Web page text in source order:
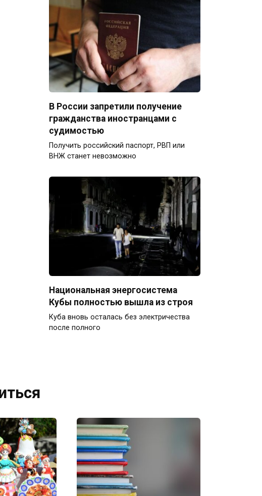
В России запретили получение
гражданства иностранцами с
судимостью
Получить российский паспорт, РВП или
ВНЖ станет невозможно
Национальная энергосистема
Кубы полностью вышла из строя
Куба вновь осталась без электричества
после полного